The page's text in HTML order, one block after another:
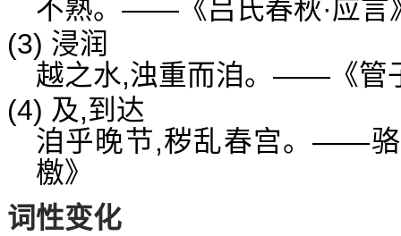
不熟。——《吕氏春秋·应言
(3) 浸润
越之水,浊重而洎。——《管
(4) 及,到达
洎乎晚节,秽乱春宫。——
檄》
词性变化